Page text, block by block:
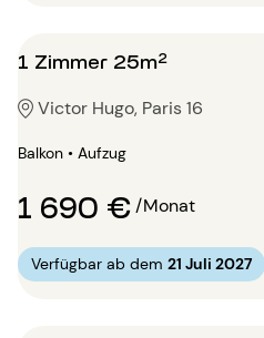
1 Zimmer 25m²
Victor Hugo, Paris 16
Balkon • Aufzug
1 690 €/Monat
Verfügbar ab dem 21 Juli 2027